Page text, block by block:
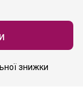
знижки